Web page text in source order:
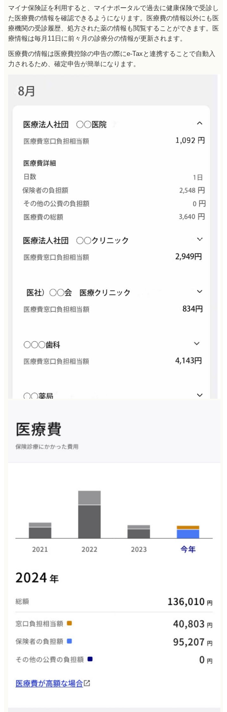
マイナ保険証を利用すると、マイナポータルで過去に健康保険で受診し
た医療費の情報を確認できるようになります。医療費の情報以外にも医
療機関の受診履歴、処方された薬の情報も閲覧することができます。医
療情報は毎月11日に前々月の診療分の情報が更新されます。
医療費の情報は医療費控除の申告の際にe-Taxと連携することで自動入
力されるため、確定申告が簡単になります。